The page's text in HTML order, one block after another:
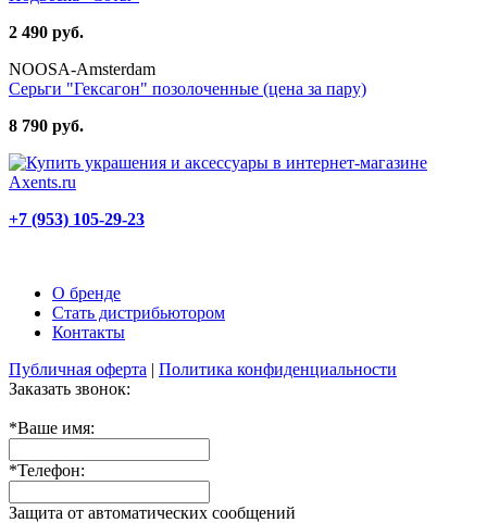
2 490 руб.
NOOSA-Amsterdam
Серьги "Гексагон" позолоченные (цена за пару)
8 790 руб.
+7 (953) 105-29-23
О бренде
Стать дистрибьютором
Контакты
Публичная оферта | Политика конфиденциальности
Заказать звонок:
*Ваше имя:
*Телефон:
Защита от автоматических сообщений